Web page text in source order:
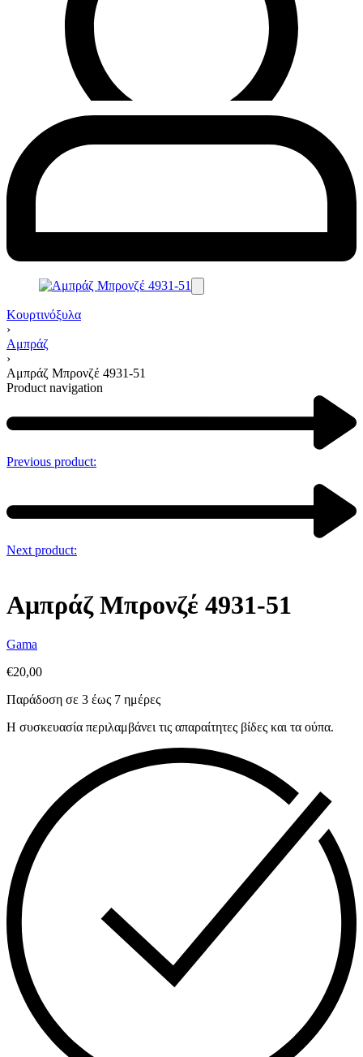
Κουρτινόξυλα
›
Αμπράζ
›
Αμπράζ Μπρονζέ 4931-51
Product navigation
Previous product:
Next product:
Αμπράζ Μπρονζέ 4931-51
Gama
€20,00
Παράδοση σε 3 έως 7 ημέρες
Η συσκευασία περιλαμβάνει τις απαραίτητες βίδες και τα ούπα.